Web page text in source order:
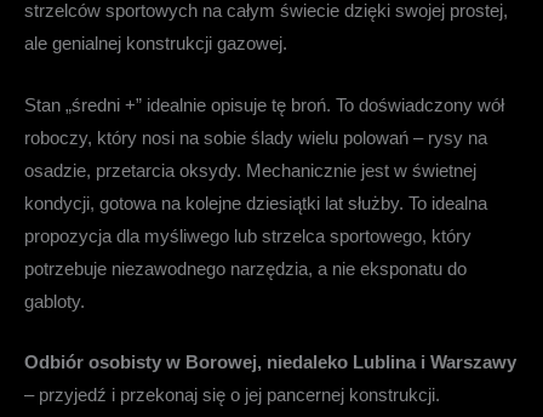
strzelców sportowych na całym świecie dzięki swojej prostej,
ale genialnej konstrukcji gazowej.
Stan „średni +” idealnie opisuje tę broń. To doświadczony wół
roboczy, który nosi na sobie ślady wielu polowań – rysy na
osadzie, przetarcia oksydy. Mechanicznie jest w świetnej
kondycji, gotowa na kolejne dziesiątki lat służby. To idealna
propozycja dla myśliwego lub strzelca sportowego, który
potrzebuje niezawodnego narzędzia, a nie eksponatu do
gabloty.
Odbiór osobisty w Borowej, niedaleko Lublina i Warszawy
– przyjedź i przekonaj się o jej pancernej konstrukcji.